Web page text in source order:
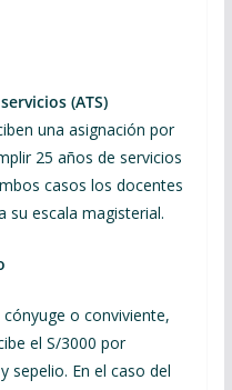
(ATS)
una asignación por
25 años de servicios
casos los docentes
su escala magisterial.
o conviviente,
el S/3000 por
sepelio. En el caso del